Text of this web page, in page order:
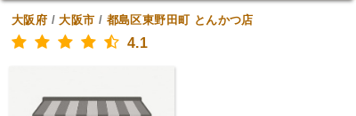
大阪府 /大阪市 / 都島区東野田町 とんかつ店
4.1